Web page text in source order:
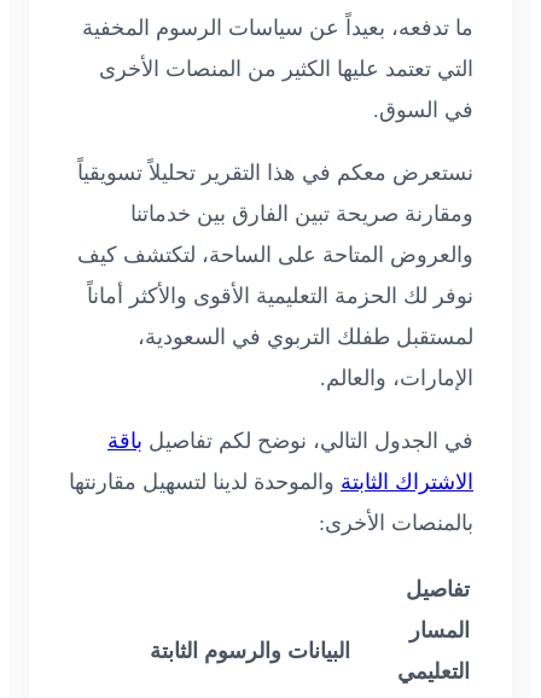
ما تدفعه، بعيداً عن سياسات الرسوم المخفية
التي تعتمد عليها الكثير من المنصات الأخرى
في السوق.
نستعرض معكم في هذا التقرير تحليلاً تسويقياً
ومقارنة صريحة تبين الفارق بين خدماتنا
والعروض المتاحة على الساحة، لتكتشف كيف
نوفر لك الحزمة التعليمية الأقوى والأكثر أماناً
لمستقبل طفلك التربوي في السعودية،
الإمارات، والعالم.
في الجدول التالي، نوضح لكم تفاصيل باقة
الاشتراك الثابتة والموحدة لدينا لتسهيل مقارنتها
بالمنصات الأخرى:
تفاصيل
المسار
التعليمي
البيانات والرسوم الثابتة